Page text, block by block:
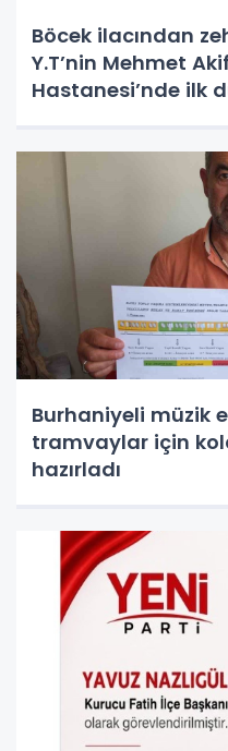
Böcek ilacından
Y.T’nin Mehmet
Hastanesi’nde ilk
Burhaniyeli müzik
tramvaylar için
hazırladı